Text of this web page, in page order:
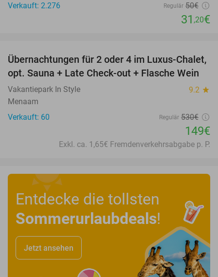
Verkauft: 2.276
Regulär 50€
31 ,20€
72%
Übernachtungen für 2 oder 4 im Luxus-Chalet,
opt. Sauna + Late Check-out + Flasche Wein
Vakantiepark In Style 9.2 star
Menaam
Verkauft: 60
Regulär 530€
149€
Exkl. ca. 1,65€ Fremdenverkehrsabgabe p. P.
Entdecke die tollsten
Sommerurlaubdeals!
Jetzt ansehen